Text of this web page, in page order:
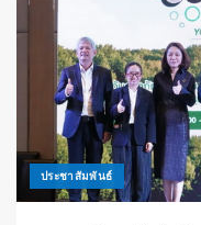
ประชาสัมพันธ์